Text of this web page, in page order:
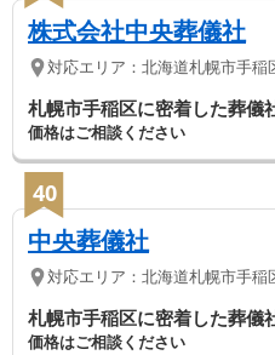
株式会社中央葬儀社
対応エリア： 北海道札幌市手稲
札幌市手稲区に密着した葬儀
価格はご相談ください
40
中央葬儀社
対応エリア： 北海道札幌市手稲
札幌市手稲区に密着した葬儀
価格はご相談ください